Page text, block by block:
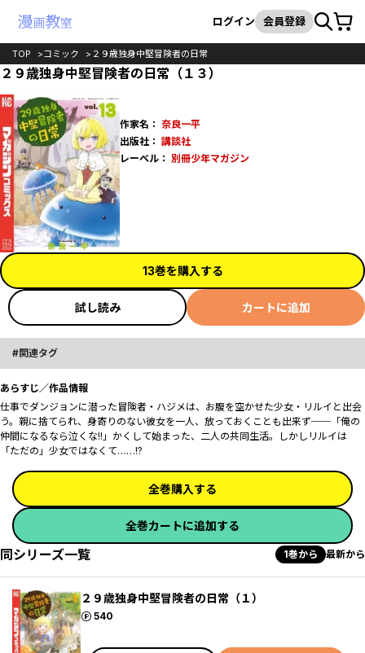
検索
ログイン 会員登録カート
TOP コミック ２９歳独身中堅冒険者の日常
２９歳独身中堅冒険者の日常（１３）
作家名： 奈良一平
出版社： 講談社
レーベル： 別冊少年マガジン
13巻を購入する
試し読み カートに追加
関連タグ
あらすじ／作品情報
仕事でダンジョンに潜った冒険者・ハジメは、お腹を空かせた少女・リルイと出会
う。親に捨てられ、身寄りのない彼女を一人、放っておくことも出来ず──「俺の
仲間になるなら泣くな!!」かくして始まった、二人の共同生活。しかしリルイは
「ただの」少女ではなくて……!?
全巻購入する
全巻カートに追加する
同シリーズ一覧 1巻から 最新から
２９歳独身中堅冒険者の日常（１）
540
ポイント